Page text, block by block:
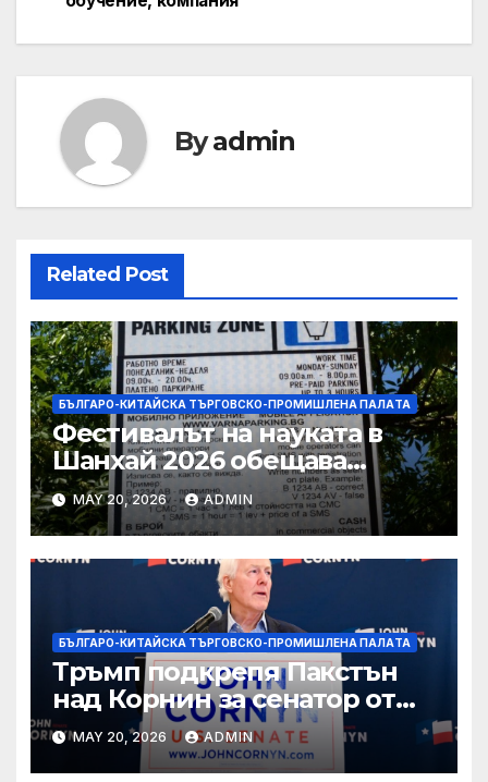
Byadmin
Related Post
БЪЛГАРО-КИТАЙСКА ТЪРГОВСКО-ПРОМИШЛЕНА ПАЛAТА
Фестивалът на науката в
Шанхай 2026 обещава
вълнуващи научно-
технологични иновации
MAY 20, 2026 ADMIN
БЪЛГАРО-КИТАЙСКА ТЪРГОВСКО-ПРОМИШЛЕНА ПАЛAТА
Тръмп подкрепя Пакстън
над Корнин за сенатор от
Тексас в шокираща
подкрепа
MAY 20, 2026 ADMIN